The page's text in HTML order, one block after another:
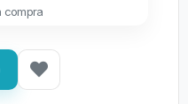
compra